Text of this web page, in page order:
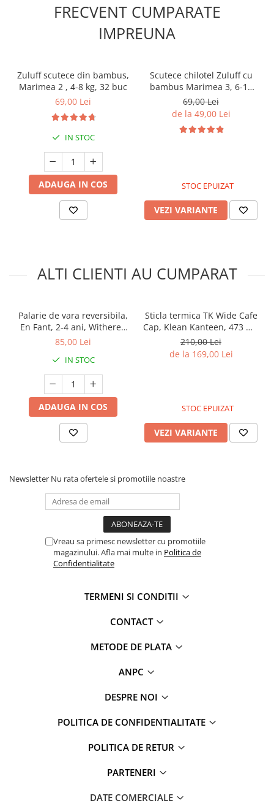
FRECVENT CUMPARATE
IMPREUNA
Zuluff scutece din bambus,
Marimea 2 , 4-8 kg, 32 buc
69,00 Lei
IN STOC
ADAUGA IN COS
Scutece chilotel Zuluff cu
bambus Marimea 3, 6-11
kg, 30 buc
69,00 Lei
de la 49,00 Lei
STOC EPUIZAT
VEZI VARIANTE
ALTI CLIENTI AU CUMPARAT
Palarie de vara reversibila,
En Fant, 2-4 ani, Withered
Rose
85,00 Lei
IN STOC
ADAUGA IN COS
Sticla termica TK Wide Cafe
Cap, Klean Kanteen, 473 ml,
Black
210,00 Lei
de la 169,00 Lei
STOC EPUIZAT
VEZI VARIANTE
Newsletter Nu rata ofertele si promotiile noastre
Vreau sa primesc newsletter cu promotiile
magazinului. Afla mai multe in Politica de
Confidentialitate
TERMENI SI CONDITII
CONTACT
METODE DE PLATA
ANPC
DESPRE NOI
POLITICA DE CONFIDENTIALITATE
POLITICA DE RETUR
PARTENERI
DATE COMERCIALE